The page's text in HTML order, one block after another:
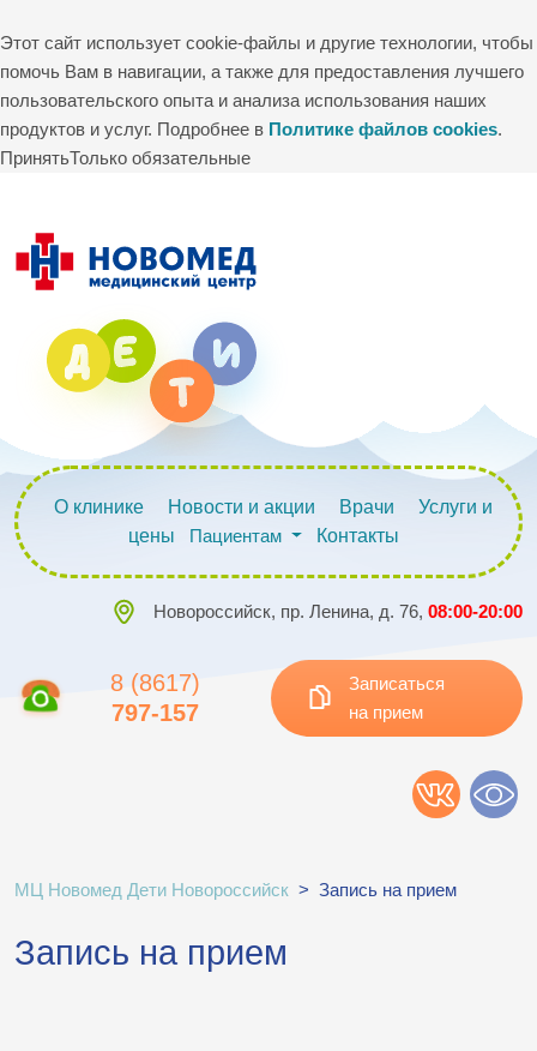
Этот сайт использует cookie-файлы и другие технологии, чтобы
помочь Вам в навигации, а также для предоставления лучшего
пользовательского опыта и анализа использования наших
продуктов и услуг. Подробнее в Политике файлов cookies.
ПринятьТолько обязательные
О клинике Новости и акции Врачи
Услуги и
цены
Пациентам Контакты
Новороссийск, пр. Ленина, д. 76, 08:00-20:00
8 (8617)
797-157
Записаться
на прием
МЦ Новомед Дети Новороссийск > Запись на прием
Запись на прием